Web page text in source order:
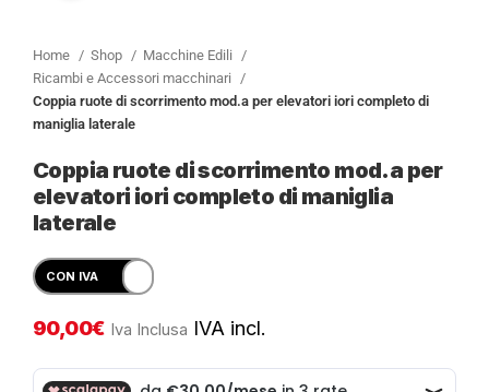
Home Shop
Macchine Edili
Ricambi e Accessori macchinari
Coppia ruote di scorrimento mod.a per elevatori iori completo di
maniglia laterale
Coppia ruote di scorrimento mod.a per
elevatori iori completo di maniglia
laterale
90,00€ Iva Inclusa IVA incl.